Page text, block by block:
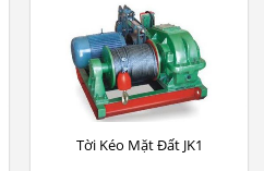
Tời Kéo Mặt Đất JK1